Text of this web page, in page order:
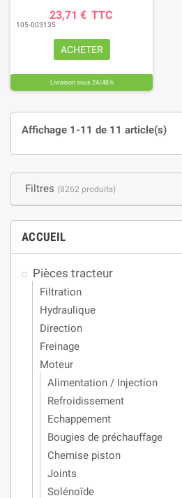
Filtres (8262 produits)
ACCUEIL
Pièces tracteur
Filtration
Hydraulique
Direction
Freinage
Moteur
Alimentation / Injection
Refroidissement
Echappement
Bougies de préchauffage
Chemise piston
Joints
Solénoïde
23,71 € TTC
105-003135
ACHETER
Livraison sous 24/48 h
Affichage 1-11 de 11 article(s)